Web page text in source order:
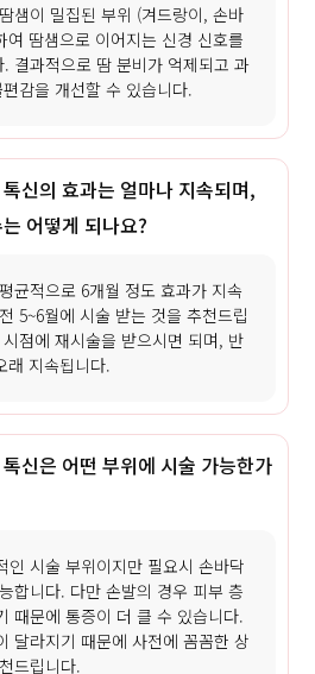
샘이 밀집된 부위 (겨드랑이, 손바
여 땀샘으로 이어지는 신경 신호를
결과적으로 땀 분비가 억제되고 과
감을 개선할 수 있습니다.
신의 효과는 얼마나 지속되며,
어떻게 되나요?
균적으로 6개월 정도 효과가 지속
5~6월에 시술 받는 것을 추천드립
점에 재시술을 받으시면 되며, 반
래 지속됩니다.
신은 어떤 부위에 시술 가능한가
인 시술 부위이지만 필요시 손바닥
합니다. 다만 손발의 경우 피부 층
때문에 통증이 더 클 수 있습니다.
달라지기 때문에 사전에 꼼꼼한 상
드립니다.